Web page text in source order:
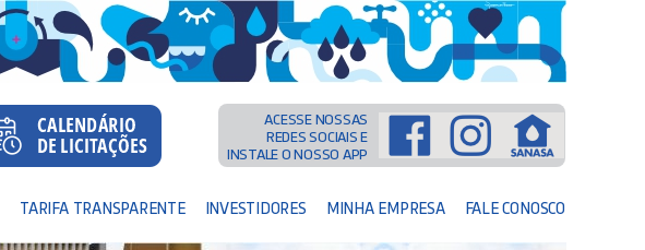
ACESSE NOSSAS
REDES SOCIAIS E
INSTALE O NOSSO APP
TARIFA TRANSPARENTE INVESTIDORES MINHA EMPRESA FALE CONOSCO